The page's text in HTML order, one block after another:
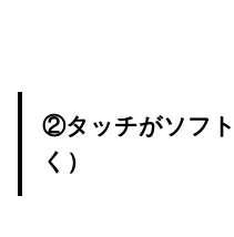
②タッチがソフ
く）